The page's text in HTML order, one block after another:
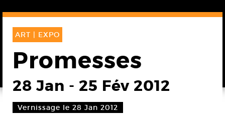
ART | EXPO
Promesses
28 Jan - 25 Fév 2012
Vernissage le 28 Jan 2012